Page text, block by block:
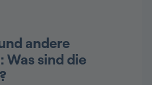
andere
sind die